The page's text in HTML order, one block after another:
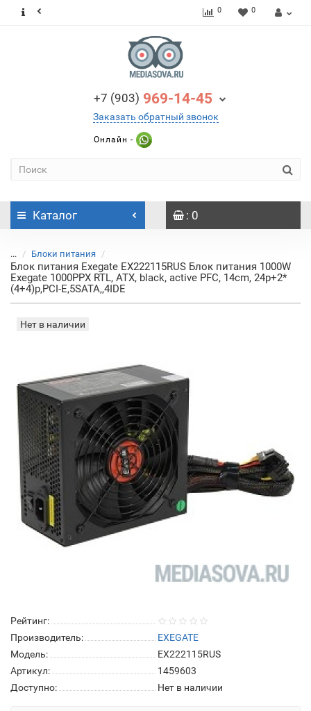
0 0
+7 (903) 969-14-45
Заказать обратный звонок
Онлайн -
Каталог : 0
... Блоки питания
Блок питания Exegate EX222115RUS Блок питания 1000W
Exegate 1000PPX RTL, ATX, black, active PFC, 14cm, 24p+2*
(4+4)p,PCI-E,5SATA,,4IDE
Нет в наличии
Рейтинг:
Производитель:
EXEGATE
Модель:
EX222115RUS
Артикул:
1459603
Доступно:
Нет в наличии